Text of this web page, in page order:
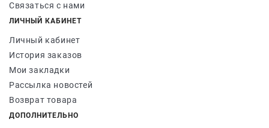
Связаться с нами
ЛИЧНЫЙ КАБИНЕТ
Личный кабинет
История заказов
Мои закладки
Рассылка новостей
Возврат товара
ДОПОЛНИТЕЛЬНО